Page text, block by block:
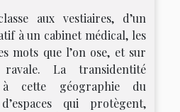
aux vestiaires, d’un
à un cabinet médical, les
mots que l’on ose, et sur
La transidentité
à cette géographie du
qui protègent,